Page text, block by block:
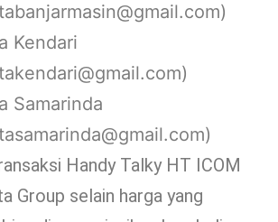
Kendari
Samarinda
Handy Talky HT ICOM
Group selain harga yang